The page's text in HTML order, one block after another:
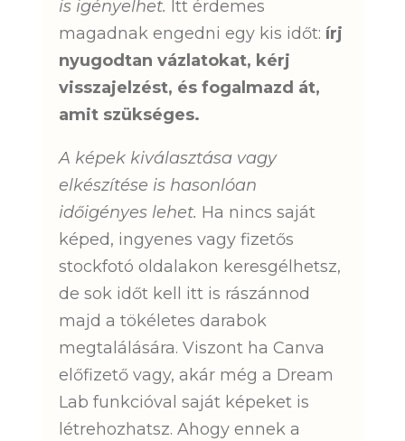
is igényelhet. Itt érdemes
magadnak engedni egy kis időt: írj
nyugodtan vázlatokat, kérj
visszajelzést, és fogalmazd át,
amit szükséges.
A képek kiválasztása vagy
elkészítése is hasonlóan
időigényes lehet. Ha nincs saját
képed, ingyenes vagy fizetős
stockfotó oldalakon keresgélhetsz,
de sok időt kell itt is rászánnod
majd a tökéletes darabok
megtalálására. Viszont ha Canva
előfizető vagy, akár még a Dream
Lab funkcióval saját képeket is
létrehozhatsz. Ahogy ennek a